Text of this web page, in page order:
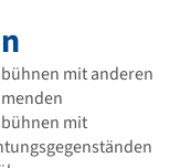
mit anderen
mit